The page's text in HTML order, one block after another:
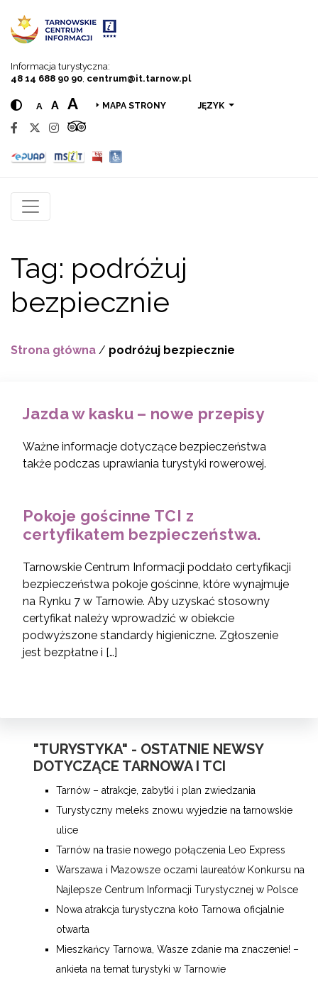
Informacja turystyczna:
48 14 688 90 90 centrum@it.tarnow.pl
A A A MAPA STRONY JĘZYK
Tag: podróżuj
bezpiecznie
Strona główna / podróżuj bezpiecznie
Jazda w kasku – nowe przepisy
Ważne informacje dotyczące bezpieczeństwa
także podczas uprawiania turystyki rowerowej.
Pokoje gościnne TCI z
certyfikatem bezpieczeństwa.
Tarnowskie Centrum Informacji poddało certyfikacji
bezpieczeństwa pokoje gościnne, które wynajmuje
na Rynku 7 w Tarnowie. Aby uzyskać stosowny
certyfikat należy wprowadzić w obiekcie
podwyższone standardy higieniczne. Zgłoszenie
jest bezpłatne i […]
"TURYSTYKA" - OSTATNIE NEWSY
DOTYCZĄCE TARNOWA I TCI
Tarnów – atrakcje, zabytki i plan zwiedzania
Turystyczny meleks znowu wyjedzie na tarnowskie
ulice
Tarnów na trasie nowego połączenia Leo Express
Warszawa i Mazowsze oczami laureatów Konkursu na
Najlepsze Centrum Informacji Turystycznej w Polsce
Nowa atrakcja turystyczna koło Tarnowa oficjalnie
otwarta
Mieszkańcy Tarnowa, Wasze zdanie ma znaczenie! –
ankieta na temat turystyki w Tarnowie